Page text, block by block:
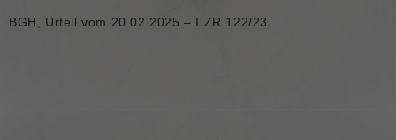
BGH, Urteil vom 20.02.2025 – I ZR 122/23